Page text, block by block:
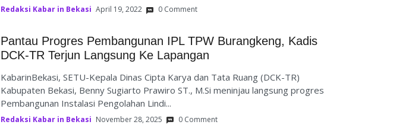
Redaksi Kabar in Bekasi April 19, 2022 0 Comment
Pantau Progres Pembangunan IPL TPW Burangkeng, Kadis
DCK-TR Terjun Langsung Ke Lapangan
KabarinBekasi, SETU-Kepala Dinas Cipta Karya dan Tata Ruang (DCK-TR)
Kabupaten Bekasi, Benny Sugiarto Prawiro ST., M.Si meninjau langsung progres
Pembangunan Instalasi Pengolahan Lindi...
Redaksi Kabar in Bekasi November 28, 2025 0 Comment